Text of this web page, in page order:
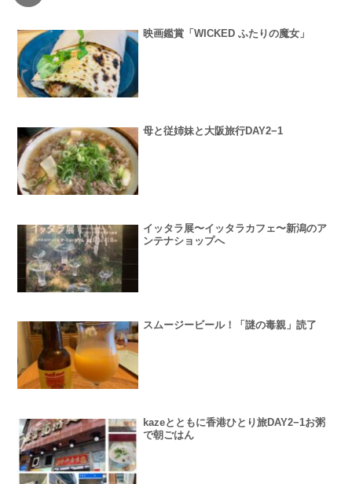
映画鑑賞「WICKED ふたりの魔女」
母と従姉妹と大阪旅行DAY2−1
イッタラ展〜イッタラカフェ〜新潟のア
ンテナショップへ
スムージービール！「謎の毒親」読了
kazeとともに香港ひとり旅DAY2−1お粥
で朝ごはん